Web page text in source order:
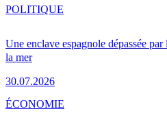
Une enclave espagnole dépassée
la mer
30.07.2026
POLITIQUE
ÉCONOMIE